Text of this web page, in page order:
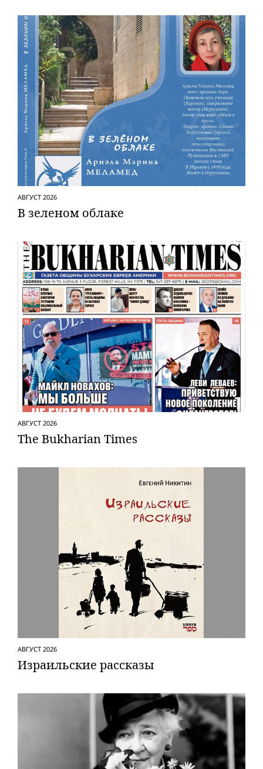
АВГУСТ 2026
В зеленом облаке
АВГУСТ 2026
The Bukharian Times
АВГУСТ 2026
Израильские рассказы